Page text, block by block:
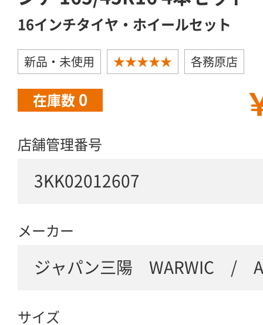
16インチタイヤ・ホイールセット
新品・未使用 ★★★★★ 各務原店
在庫数 0
店舗管理番号
3KK02012607
メーカー
ジャパン三陽 WARWIC /
サイズ